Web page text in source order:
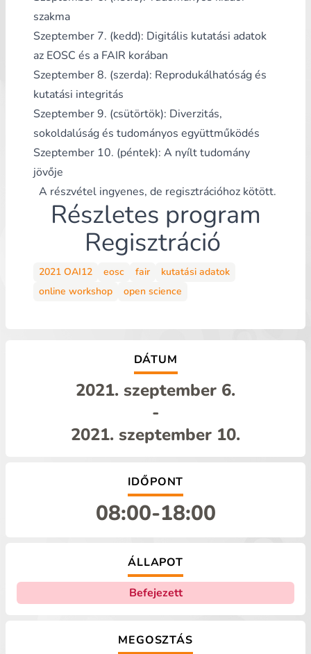
szakma
Szeptember 7. (kedd): Digitális kutatási adatok
az EOSC és a FAIR korában
Szeptember 8. (szerda): Reprodukálhatóság és
kutatási integritás
Szeptember 9. (csütörtök): Diverzitás,
sokoldalúság és tudományos együttműködés
Szeptember 10. (péntek): A nyílt tudomány
jövője
A részvétel ingyenes, de regisztrációhoz kötött.
Részletes program
Regisztráció
2021 OAI12 eosc fair
kutatási adatok
online workshop
open science
DÁTUM
2021. szeptember 6.
-
2021. szeptember 10.
IDŐPONT
08:00-18:00
ÁLLAPOT
Befejezett
MEGOSZTÁS